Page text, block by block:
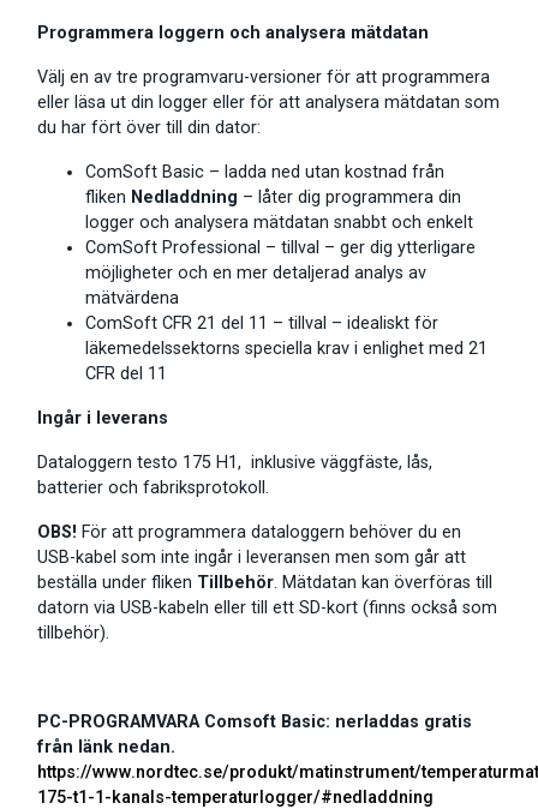
Programmera loggern och analysera mätdatan
Välj en av tre programvaru-versioner för att programmera
eller läsa ut din logger eller för att analysera mätdatan som
du har fört över till din dator:
ComSoft Basic – ladda ned utan kostnad från
fliken Nedladdning – låter dig programmera din
logger och analysera mätdatan snabbt och enkelt
ComSoft Professional – tillval – ger dig ytterligare
möjligheter och en mer detaljerad analys av
mätvärdena
ComSoft CFR 21 del 11 – tillval – idealiskt för
läkemedelssektorns speciella krav i enlighet med 21
CFR del 11
Ingår i leverans
Dataloggern testo 175 H1, inklusive väggfäste, lås,
batterier och fabriksprotokoll.
OBS! För att programmera dataloggern behöver du en
USB-kabel som inte ingår i leveransen men som går att
beställa under fliken Tillbehör. Mätdatan kan överföras till
datorn via USB-kabeln eller till ett SD-kort (finns också som
tillbehör).
PC-PROGRAMVARA Comsoft Basic: nerladdas gratis
från länk nedan.
https://www.nordtec.se/produkt/matinstrument/
175-t1-1-kanals-temperaturlogger/#nedladdning